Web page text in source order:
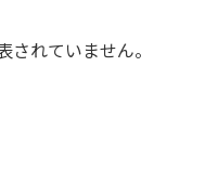
れていません。